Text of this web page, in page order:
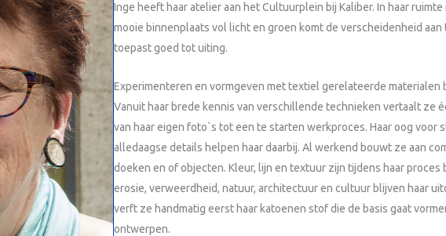
Inge heeft haar atelier aan het Cultuurplein bij Kaliber. In haar
mooie binnenplaats vol licht en groen komt de verscheidenheid
toepast goed tot uiting.
Experimenteren en vormgeven met textiel gerelateerde materialen
Vanuit haar brede kennis van verschillende technieken vertaalt ze
van haar eigen foto`s tot een te starten werkproces. Haar oog voor
alledaagse details helpen haar daarbij. Al werkend bouwt ze aan
doeken en of objecten. Kleur, lijn en textuur zijn tijdens haar proces
erosie, verweerdheid, natuur, architectuur en cultuur blijven haar
verft ze handmatig eerst haar katoenen stof die de basis gaat
ontwerpen.